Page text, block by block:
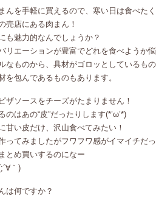
んを手軽に買えるので、寒い日は食べた
売店にある肉まん！
も魅力的なんでしょうか？
リエーションが豊富でどれを食べようか
なものから、具材がゴロッとしているも
を包んであるものもあります。
ザソースをチーズがたまりません！
はあの“皮”だったりします(*’ω’*)
甘い皮だけ、沢山食べてみたい！
ってみましたがフワフワ感がイマイチだ
とめ買いするのになー
｀)
は何ですか？